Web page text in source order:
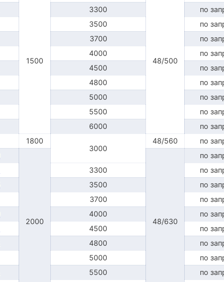
1500 48/500
3300
по
3500
по
3700
по
4000
по
4500
по
4800
по
5000
по
5500
по
6000
по
1800
3000
48/560
по
2000 48/630
по
3300
по
3500
по
3700
по
4000
по
4500
по
4800
по
5000
по
5500
по